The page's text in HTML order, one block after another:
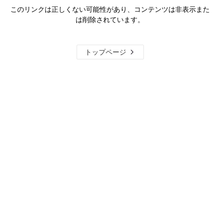
このリンクは正しくない可能性があり、コンテンツは非表示また
は削除されています。
トップページ